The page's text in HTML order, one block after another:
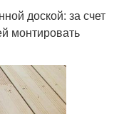
доской: за счет
монтировать